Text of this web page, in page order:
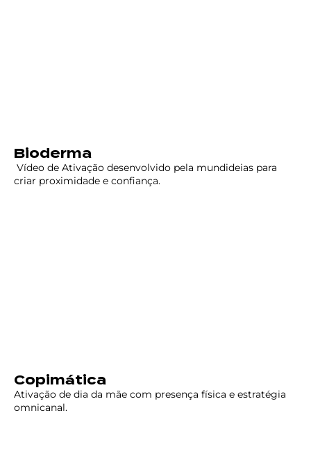
Bioderma
Vídeo de Ativação desenvolvido pela mundideias para
criar proximidade e confiança.
Copimática
Ativação de dia da mãe com presença física e estratégia
omnicanal.